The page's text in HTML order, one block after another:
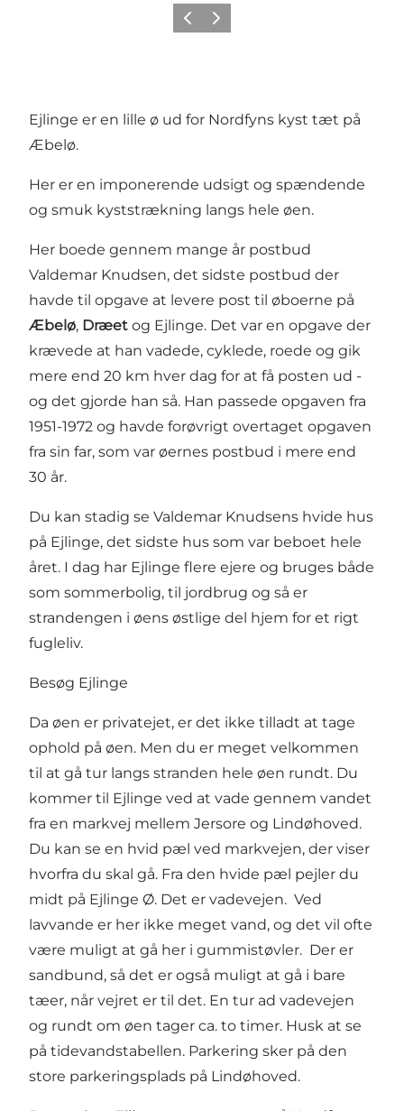
ForrigeNæste
Ejlinge er en lille ø ud for Nordfyns kyst tæt på
Æbelø.
Her er en imponerende udsigt og spændende
og smuk kyststrækning langs hele øen.
Her boede gennem mange år postbud
Valdemar Knudsen, det sidste postbud der
havde til opgave at levere post til øboerne på
Æbelø, Dræet og Ejlinge. Det var en opgave der
krævede at han vadede, cyklede, roede og gik
mere end 20 km hver dag for at få posten ud -
og det gjorde han så. Han passede opgaven fra
1951-1972 og havde forøvrigt overtaget opgaven
fra sin far, som var øernes postbud i mere end
30 år.
Du kan stadig se Valdemar Knudsens hvide hus
på Ejlinge, det sidste hus som var beboet hele
året. I dag har Ejlinge flere ejere og bruges både
som sommerbolig, til jordbrug og så er
strandengen i øens østlige del hjem for et rigt
fugleliv.
Besøg Ejlinge
Da øen er privatejet, er det ikke tilladt at tage
ophold på øen. Men du er meget velkommen
til at gå tur langs stranden hele øen rundt. Du
kommer til Ejlinge ved at vade gennem vandet
fra en markvej mellem Jersore og Lindøhoved.
Du kan se en hvid pæl ved markvejen, der viser
hvorfra du skal gå. Fra den hvide pæl pejler du
midt på Ejlinge Ø. Det er vadevejen. Ved
lavvande er her ikke meget vand, og det vil ofte
være muligt at gå her i gummistøvler. Der er
sandbund, så det er også muligt at gå i bare
tæer, når vejret er til det. En tur ad vadevejen
og rundt om øen tager ca. to timer. Husk at se
på tidevandstabellen. Parkering sker på den
store parkeringsplads på Lindøhoved.